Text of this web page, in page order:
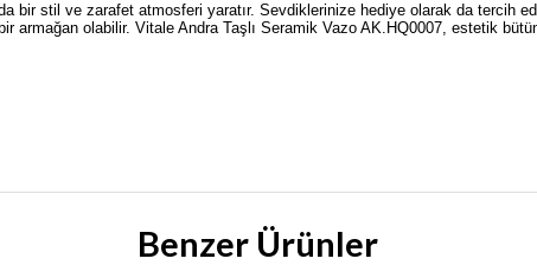
bir stil ve zarafet atmosferi yaratır. Sevdiklerinize hediye olarak da tercih
armağan olabilir. Vitale Andra Taşlı Seramik Vazo AK.HQ0007, estetik
Benzer Ürünler